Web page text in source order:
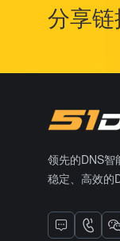
分享链
领先的DNS智
稳定、高效的